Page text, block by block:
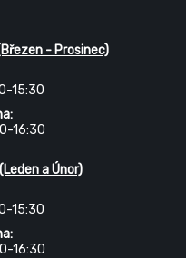
- Prosinec)
15:30
16:30
a Únor)
15:30
16:30